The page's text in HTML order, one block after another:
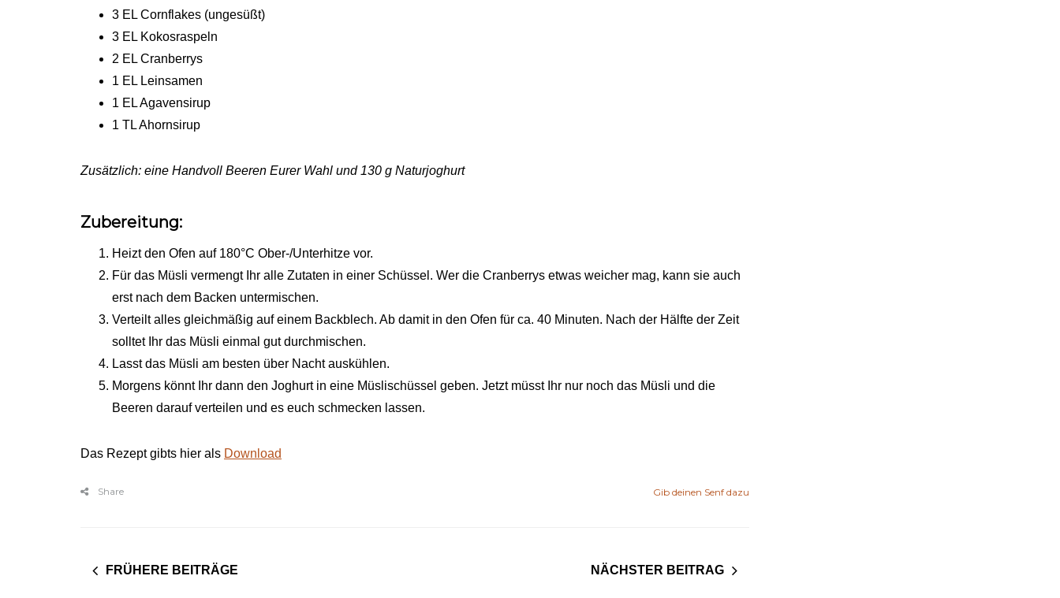
3 EL Cornflakes (ungesüßt)
3 EL Kokosraspeln
2 EL Cranberrys
1 EL Leinsamen
1 EL Agavensirup
1 TL Ahornsirup
Zusätzlich: eine Handvoll Beeren Eurer Wahl und 130 g Naturjoghurt
Zubereitung:
Heizt den Ofen auf 180°C Ober-/Unterhitze vor.
Für das Müsli vermengt Ihr alle Zutaten in einer Schüssel. Wer die Cranberrys etwas weicher mag, kann sie auch
erst nach dem Backen untermischen.
Verteilt alles gleichmäßig auf einem Backblech. Ab damit in den Ofen für ca. 40 Minuten. Nach der Hälfte der Zeit
solltet Ihr das Müsli einmal gut durchmischen.
Lasst das Müsli am besten über Nacht auskühlen.
Morgens könnt Ihr dann den Joghurt in eine Müslischüssel geben. Jetzt müsst Ihr nur noch das Müsli und die
Beeren darauf verteilen und es euch schmecken lassen.
Das Rezept gibts hier als Download
Gib deinen Senf dazu
Share
FRÜHERE BEITRÄGE NÄCHSTER BEITRAG